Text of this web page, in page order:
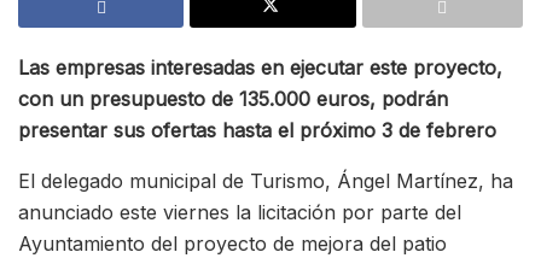
Las empresas interesadas en ejecutar este proyecto,
con un presupuesto de 135.000 euros, podrán
presentar sus ofertas hasta el próximo 3 de febrero
El delegado municipal de Turismo, Ángel Martínez, ha
anunciado este viernes la licitación por parte del
Ayuntamiento del proyecto de mejora del patio